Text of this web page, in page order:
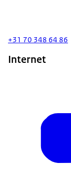
+31 70 348 64 86
Internet